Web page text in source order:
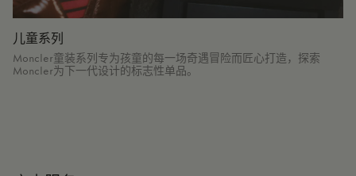
儿童系列
Moncler童装系列专为孩童的每一场奇遇冒险而匠心打造，探索
Moncler为下一代设计的标志性单品。